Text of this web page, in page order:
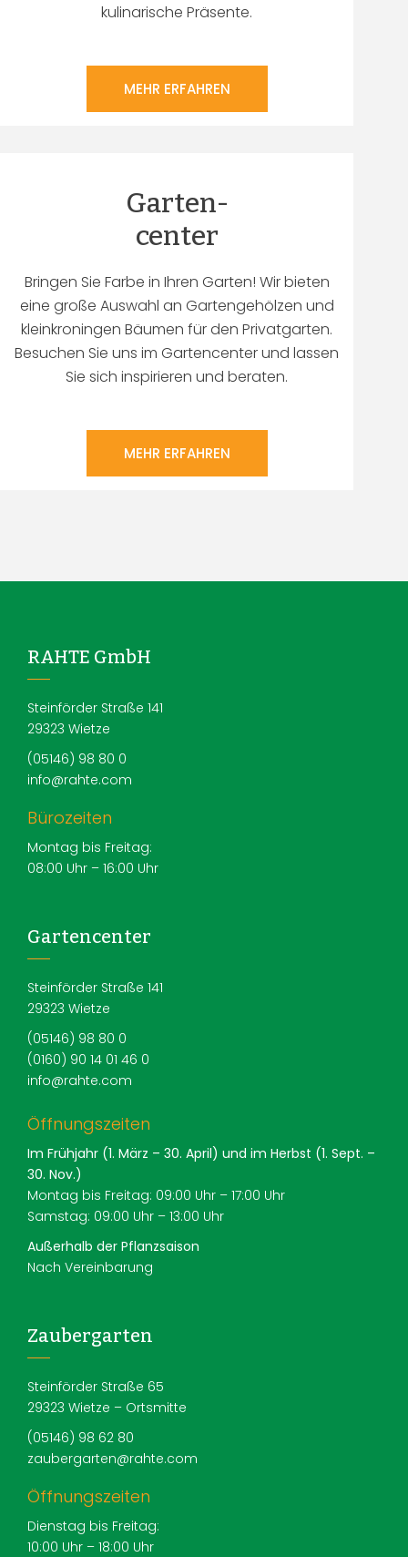
kulinarische Präsente.
MEHR ERFAHREN
Garten-
center
Bringen Sie Farbe in Ihren Garten! Wir bieten
eine große Auswahl an Gartengehölzen und
kleinkroningen Bäumen für den Privatgarten.
Besuchen Sie uns im Gartencenter und lassen
Sie sich inspirieren und beraten.
MEHR ERFAHREN
RAHTE GmbH
Steinförder Straße 141
29323 Wietze
(05146) 98 80 0
info@rahte.com
Bürozeiten
Montag bis Freitag:
08:00 Uhr – 16:00 Uhr
Gartencenter
Steinförder Straße 141
29323 Wietze
(05146) 98 80 0
(0160) 90 14 01 46 0
info@rahte.com
Öffnungszeiten
Im Frühjahr (1. März – 30. April) und im Herbst (1. Sept. –
30. Nov.)
Montag bis Freitag: 09:00 Uhr – 17:00 Uhr
Samstag: 09:00 Uhr – 13:00 Uhr
Außerhalb der Pflanzsaison
Nach Vereinbarung
Zaubergarten
Steinförder Straße 65
29323 Wietze – Ortsmitte
(05146) 98 62 80
zaubergarten@rahte.com
Öffnungszeiten
Dienstag bis Freitag:
10:00 Uhr – 18:00 Uhr